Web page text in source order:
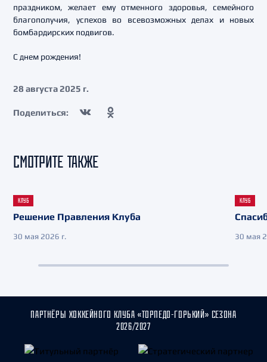
праздником, желает ему отменного здоровья, семейного
благополучия, успехов во всевозможных делах и новых
бомбардирских подвигов.
С днем рождения!
28 августа 2025 г.
Поделиться:
СМОТРИТЕ ТАКЖЕ
КЛУБ
Решение Правления Клуба
30 мая 2026 г.
КЛУБ
30 мая
ПАРТНЁРЫ ХОККЕЙНОГО КЛУБА «ТОРПЕДО-ГОРЬКИЙ» СЕЗОНА
2026/2027